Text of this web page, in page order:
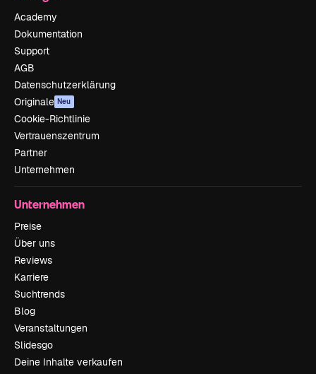
Academy
Dokumentation
Support
AGB
Datenschutzerklärung
Originale Neu
Cookie-Richtlinie
Vertrauenszentrum
Partner
Unternehmen
Unternehmen
Preise
Über uns
Reviews
Karriere
Suchtrends
Blog
Veranstaltungen
Slidesgo
Deine Inhalte verkaufen